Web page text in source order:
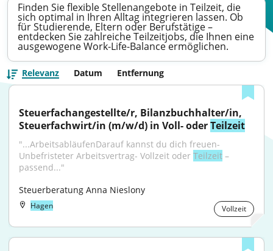
Finden Sie flexible Stellenangebote in Teilzeit, die
sich optimal in Ihren Alltag integrieren lassen. Ob
für Studierende, Eltern oder Berufstätige –
entdecken Sie zahlreiche Teilzeitjobs, die Ihnen eine
ausgewogene Work-Life-Balance ermöglichen.
Relevanz Datum Entfernung
Steuerfachangestellte/r, Bilanzbuchhalter/in,
Steuerfachwirt/in (m/w/d) in Voll- oder Teilzeit
"...ArbeitsabläufenDarauf kannst du dich freuen-
Unbefristeter Arbeitsvertrag- Vollzeit oder Teilzeit –
passend..."
Steuerberatung Anna Nieslony
Hagen Vollzeit